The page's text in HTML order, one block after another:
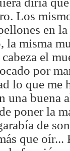
Los
en la
la misma
el
por
lo que me
una buena
poner la
de
que oír...